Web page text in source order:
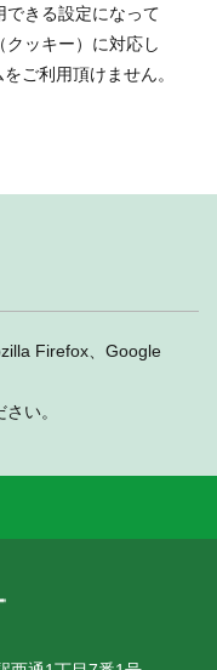
できる設定になって
ッキー）に対応し
ご利用頂けません。
Firefox、Google
い。